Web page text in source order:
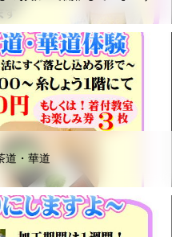
道・華道